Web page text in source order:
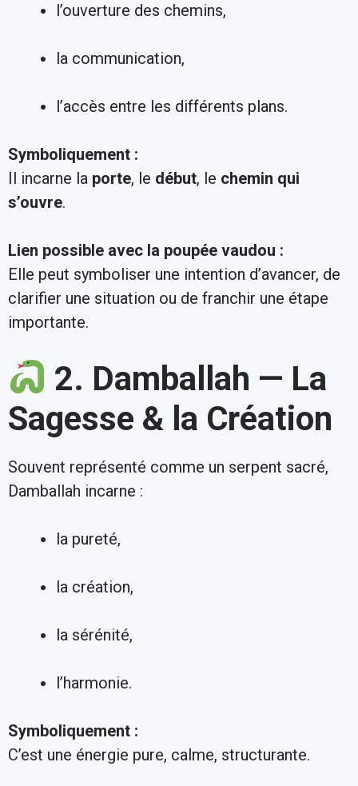
l’ouverture des chemins,
la communication,
l’accès entre les différents plans.
Symboliquement :
Il incarne la porte, le début, le chemin qui
s’ouvre.
Lien possible avec la poupée vaudou :
Elle peut symboliser une intention d’avancer, de
clarifier une situation ou de franchir une étape
importante.
2. Damballah — La
Sagesse & la Création
Souvent représenté comme un serpent sacré,
Damballah incarne :
la pureté,
la création,
la sérénité,
l’harmonie.
Symboliquement :
C’est une énergie pure, calme, structurante.